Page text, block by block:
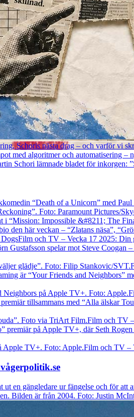
Schoris nästa drag – och varför vi
med algoritmer och automatisering
Schori lämnade bladet för inkorgen:
“Death of a Unicorn” med
Foto: Paramount Pictures/
den här veckan – “Zlatans näsa”,
Film och TV – Vecka 17 2025: Din
Gustafsson spelar mot Steve
är “Your Friends and
tillsammans med “Alla älskar
Film och TV –
premiär på Apple TV+, där Seth
Film och TV –
ut en gängledare ur fängelse och för
Bilden är från 2004. Foto: Justin